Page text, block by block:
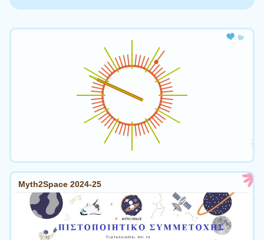
Πλοήγηση άρθρων
Myth2Space 2024-25